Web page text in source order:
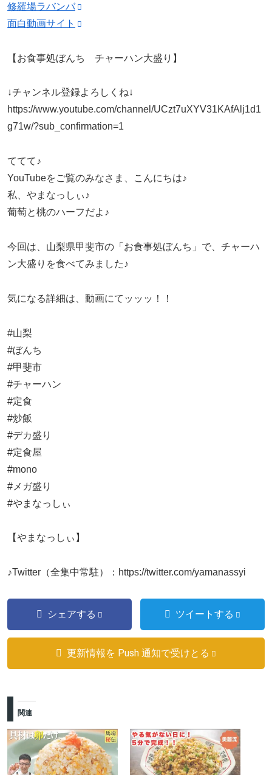
修羅場ラバンバ
面白動画サイト
【お食事処ぼんち チャーハン大盛り】
↓チャンネル登録よろしくね↓
https://www.youtube.com/channel/UCzt7uXYV31KAfAlj1d1
g71w/?sub_confirmation=1
ててて♪
YouTubeをご覧のみなさま、こんにちは♪
私、やまなっしぃ♪
葡萄と桃のハーフだよ♪
今回は、山梨県甲斐市の「お食事処ぼんち」で、チャーハ
ン大盛りを食べてみました♪
気になる詳細は、動画にてッッッ！！
#山梨
#ぼんち
#甲斐市
#チャーハン
#定食
#炒飯
#デカ盛り
#定食屋
#mono
#メガ盛り
#やまなっしぃ
【やまなっしぃ】
♪Twitter（全集中常駐）：https://twitter.com/yamanassyi
シェアする ツイートする
更新情報を Push 通知で受けとる
関連